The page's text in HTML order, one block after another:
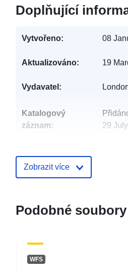
Doplňující
Vytvořeno: 08
Aktualizováno: 19
Vydavatel:
Katalogový
záznam:
29
uriRef:
Zobrazit více
Podobné
WFS